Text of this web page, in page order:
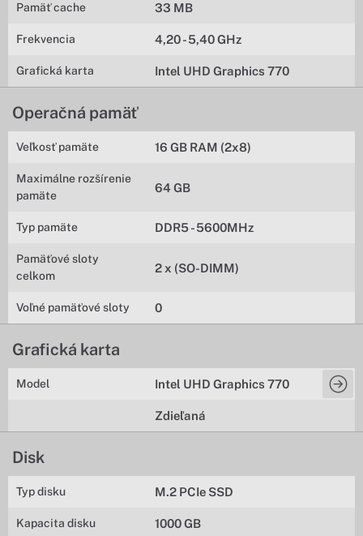
Pamäť cache 33 MB
Frekvencia 4,20 - 5,40 GHz
Grafická karta Intel UHD Graphics 770
Operačná pamäť
Veľkosť pamäte 16 GB RAM (2x8)
Maximálne rozšírenie
pamäte
64 GB
Typ pamäte DDR5 - 5600MHz
Pamäťové sloty
celkom
2 x (SO-DIMM)
Voľné pamäťové sloty 0
Grafická karta
Model Intel UHD Graphics 770
Zdieľaná
Disk
Typ disku M.2 PCIe SSD
Kapacita disku 1000 GB